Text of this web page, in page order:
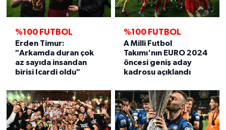
%100 FUTBOL
Erden Timur:
"Arkamda duran çok
az sayıda insandan
birisi Icardi oldu"
%100 FUTBOL
A Milli Futbol
Takımı'nın EURO 2024
öncesi geniş aday
kadrosu açıklandı